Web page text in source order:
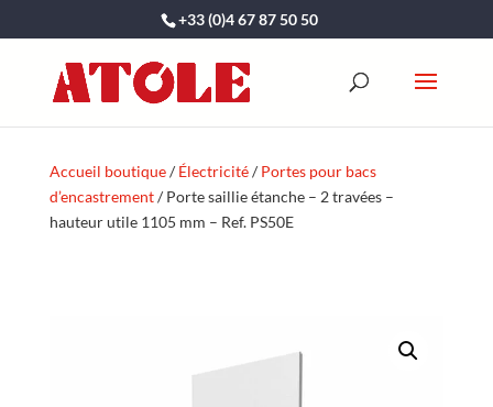
+33 (0)4 67 87 50 50
Accueil boutique/Électricité/Portes pour bacs
d’encastrement/ Porte saillie étanche – 2 travées –
hauteur utile 1105 mm – Ref. PS50E